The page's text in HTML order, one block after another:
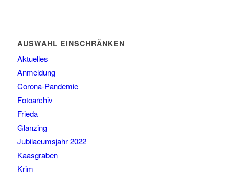
AUSWAHL EINSCHRÄNKEN
Aktuelles
Anmeldung
Corona-Pandemie
Fotoarchiv
Frieda
Glanzing
Jubilaeumsjahr 2022
Kaasgraben
Krim